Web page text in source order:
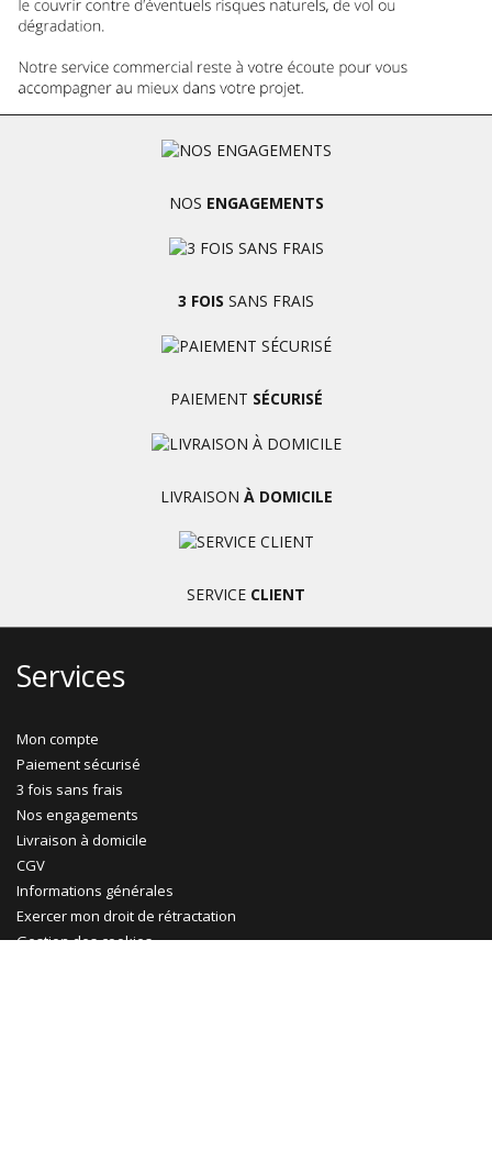
NOS ENGAGEMENTS
3 FOIS SANS FRAIS
PAIEMENT SÉCURISÉ
LIVRAISON À DOMICILE
SERVICE CLIENT
Services
Mon compte
Paiement sécurisé
3 fois sans frais
Nos engagements
Livraison à domicile
CGV
Informations générales
Exercer mon droit de rétractation
Gestion des cookies